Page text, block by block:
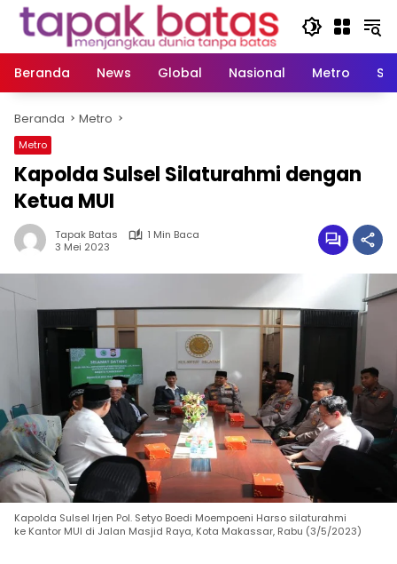
Langsung
Beranda
News Global Nasional Metro
Beranda Metro
Metro
Kapolda Sulsel Silaturahmi dengan
Ketua MUI
Tapak Batas
1 Min Baca
3 Mei 2023
Kapolda Sulsel Irjen Pol. Setyo Boedi Moempoeni Harso silaturahmi
ke Kantor MUI di Jalan Masjid Raya, Kota Makassar, Rabu (3/5/2023)